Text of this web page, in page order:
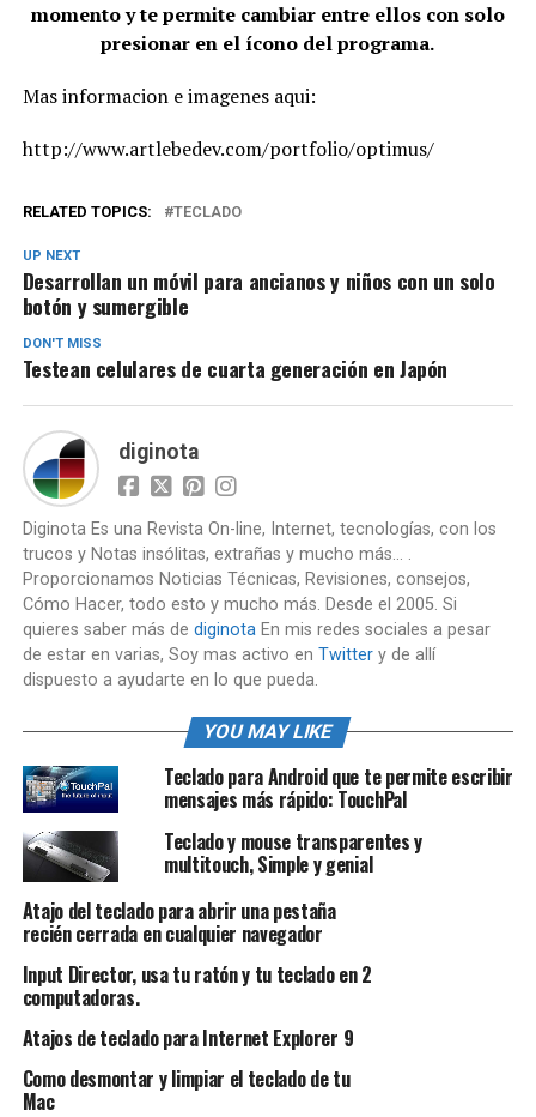
momento y te permite cambiar entre ellos con solo
presionar en el ícono del programa.
Mas informacion e imagenes aqui:
http://www.artlebedev.com/portfolio/optimus/
RELATED TOPICS: TECLADO
UP NEXT
Desarrollan un móvil para ancianos y niños con un solo
botón y sumergible
DON'T MISS
Testean celulares de cuarta generación en Japón
diginota
Diginota Es una Revista On-line, Internet, tecnologías, con los
trucos y Notas insólitas, extrañas y mucho más... .
Proporcionamos Noticias Técnicas, Revisiones, consejos,
Cómo Hacer, todo esto y mucho más. Desde el 2005. Si
quieres saber más de diginotaEn mis redes sociales a pesar
de estar en varias, Soy mas activo en Twittery de allí
dispuesto a ayudarte en lo que pueda.
YOU MAY LIKE
Teclado para Android que te permite escribir
mensajes más rápido: TouchPal
Teclado y mouse transparentes y
multitouch, Simple y genial
Atajo del teclado para abrir una pestaña
recién cerrada en cualquier navegador
Input Director, usa tu ratón y tu teclado en 2
computadoras.
Atajos de teclado para Internet Explorer 9
Como desmontar y limpiar el teclado de tu
Mac